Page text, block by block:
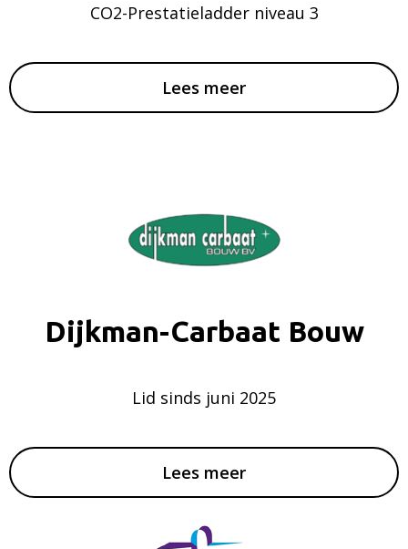
CO2-Prestatieladder niveau 3
Lees meer
Dijkman-Carbaat Bouw
Lid sinds juni 2025
Lees meer